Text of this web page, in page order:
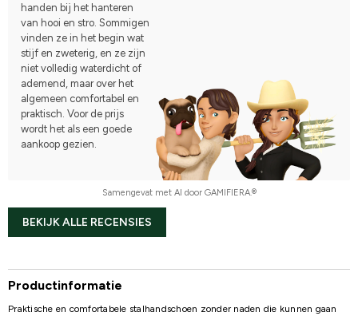
handen bij het hanteren
van hooi en stro. Sommigen
vinden ze in het begin wat
stijf en zweterig, en ze zijn
niet volledig waterdicht of
ademend, maar over het
algemeen comfortabel en
praktisch. Voor de prijs
wordt het als een goede
aankoop gezien.
Samengevat met AI door GAMIFIERA.®
BEKIJK ALLE RECENSIES
Productinformatie
Praktische en comfortabele stalhandschoen zonder naden die kunnen gaan